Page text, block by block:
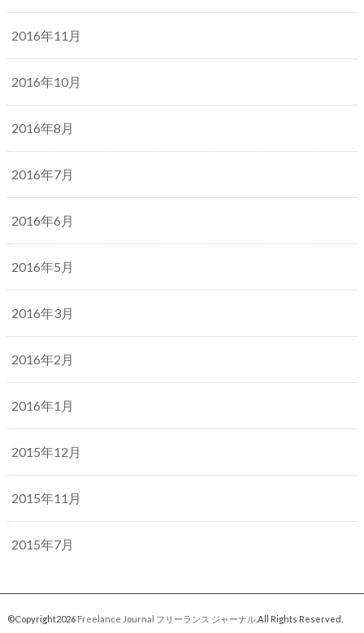
2016年11月
2016年10月
2016年8月
2016年7月
2016年6月
2016年5月
2016年3月
2016年2月
2016年1月
2015年12月
2015年11月
2015年7月
©Copyright2026 Freelance Journal フリーランス ジャーナル.All Rights Reserved.